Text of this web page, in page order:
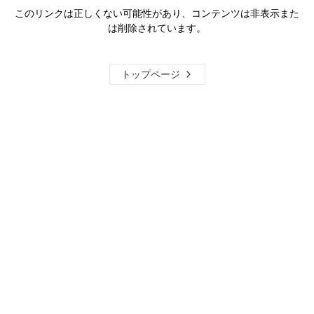
このリンクは正しくない可能性があり、コンテンツは非表示また
は削除されています。
トップページ